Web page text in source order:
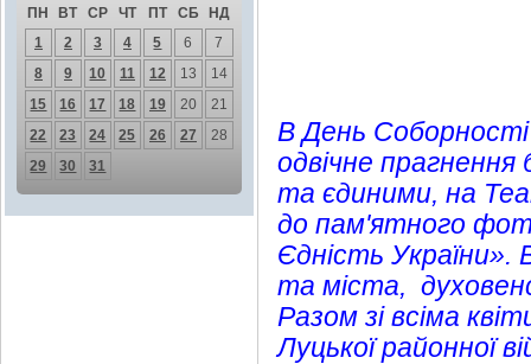
ПН ВТ СР ЧТ ПТ СБ
НД
1
2 3 4 5 6
7
8
9 10 11 12 13
14
15
16 17 18 19 20
21
22
23 24 25 26 27
28
29
30 31
В День Соборності
одвічне прагнення
та єдиними, на
до пам'ятного
Єдність України».
та міста,
Разом зі всіма
Луцької районної